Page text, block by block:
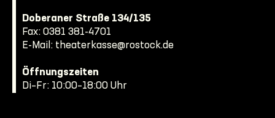
Doberaner Straße 134/135
Fax: 0381 381-4701
E-Mail: theaterkasse@rostock.de
Öffnungszeiten
Di–Fr: 10:00–18:00 Uhr